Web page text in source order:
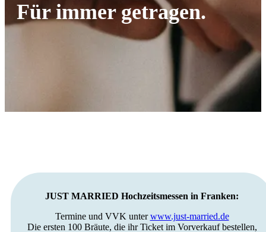
Für immer getragen.
JUST MARRIED Hochzeitsmessen in Franken:
Termine und VVK unterwww.just-married.de
Die ersten 100 Bräute, die ihr Ticket im Vorverkauf bestellen,